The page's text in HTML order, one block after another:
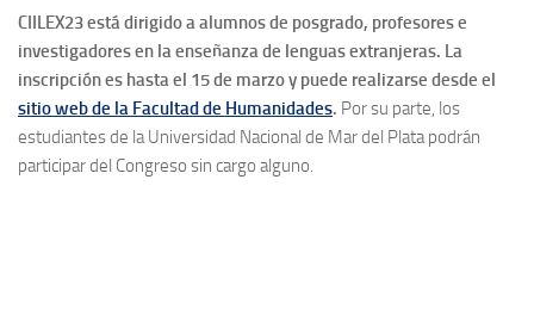
CIILEX23 está dirigido a alumnos de posgrado, profesores e
investigadores en la enseñanza de lenguas extranjeras. La
inscripción es hasta el 15 de marzo y puede realizarse desde el
sitio web de la Facultad de Humanidades. Por su parte, los
estudiantes de la Universidad Nacional de Mar del Plata podrán
participar del Congreso sin cargo alguno.